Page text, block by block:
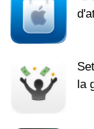
la